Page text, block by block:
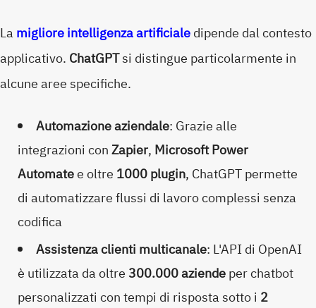
La migliore intelligenza artificialedipende dal contesto
applicativo. ChatGPTsi distingue particolarmente in
alcune aree specifiche.
Automazione aziendale: Grazie alle
integrazioni conZapier, Microsoft Power
Automatee oltre 1000 plugin, ChatGPT permette
di automatizzare flussi di lavoro complessi senza
codifica
Assistenza clienti multicanale: L'API di OpenAI
è utilizzata da oltre300.000 aziendeper chatbot
personalizzati con tempi di risposta sotto i 2